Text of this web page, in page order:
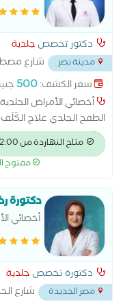
دكتور تخصص جلدية
مدينة نصر
شارع
المنهل...
سعر الكشف:500
أخصائي الأمراض
الطفح الجلدي علاج
سقوط الشعر للسيدات
الغمازاتمتاح النهاردة من 12:00 مساءً
مفتوح
دكتورة
أخصائي
دكتورة تخصص جلدية
مصر الجديدة شارع